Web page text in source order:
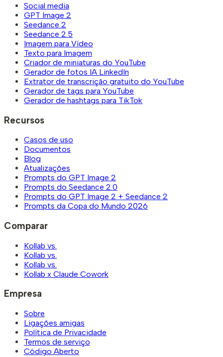
Social media
GPT Image 2
Seedance 2
Seedance 2.5
Imagem para Vídeo
Texto para Imagem
Criador de miniaturas do YouTube
Gerador de fotos IA LinkedIn
Extrator de transcrição gratuito do YouTube
Gerador de tags para YouTube
Gerador de hashtags para TikTok
Recursos
Casos de uso
Documentos
Blog
Atualizações
Prompts do GPT Image 2
Prompts do Seedance 2.0
Prompts do GPT Image 2 + Seedance 2
Prompts da Copa do Mundo 2026
Comparar
Kollab vs.
Kollab vs.
Kollab vs.
Kollab x Claude Cowork
Empresa
Sobre
Ligações amigas
Política de Privacidade
Termos de serviço
Código Aberto